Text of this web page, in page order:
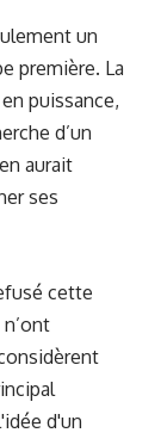
un
première. La
puissance,
d’un
aurait
ses
cette
d'un